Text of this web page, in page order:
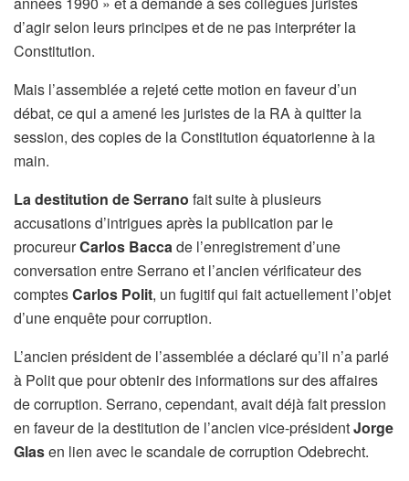
d’agir selon leurs principes et de ne pas interpréter la
Constitution.
Mais l’assemblée a rejeté cette motion en faveur d’un
débat, ce qui a amené les juristes de la RA à quitter la
session, des copies de la Constitution équatorienne à la
main.
La destitution de Serrano fait suite à plusieurs
accusations d’intrigues après la publication par le
procureurCarlos Baccade l’enregistrement d’une
conversation entre Serrano et l’ancien vérificateur des
comptesCarlos Polit, un fugitif qui fait actuellement l’objet
d’une enquête pour corruption.
L’ancien président de l’assemblée a déclaré qu’il n’a parlé
à Polit que pour obtenir des informations sur des affaires
de corruption. Serrano, cependant, avait déjà fait pression
en faveur de la destitution de l’ancien vice-présidentJorge
Glasen lien avec le scandale de corruption Odebrecht.